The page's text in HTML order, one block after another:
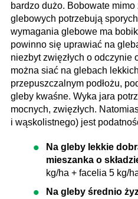
bardzo dużo. Bobowate
glebowych potrzebują
wymagania glebowe ma
powinno się uprawiać na
niezbyt zwięzłych o odczynie
można siać na glebach
przepuszczalnym podłożu,
gleby kwaśne. Wyka jara
mocnych, zwięzłych.
i wąskolistnego) jest
Na gleby lekkie
mieszanka o
kg/ha + facelia 5 kg/
Na gleby średnio